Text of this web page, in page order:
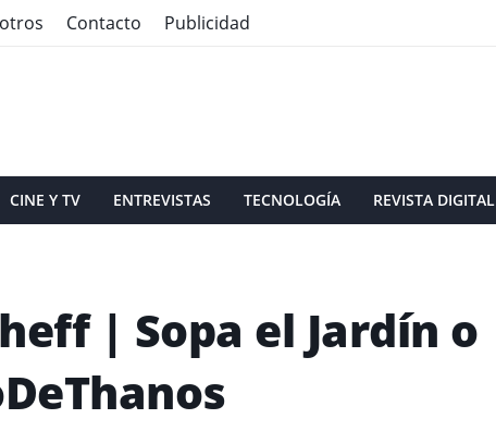
Contacto Publicidad
CINE Y TV ENTREVISTAS TECNOLOGÍA REVISTA DIGITAL
| Sopa el Jardín o